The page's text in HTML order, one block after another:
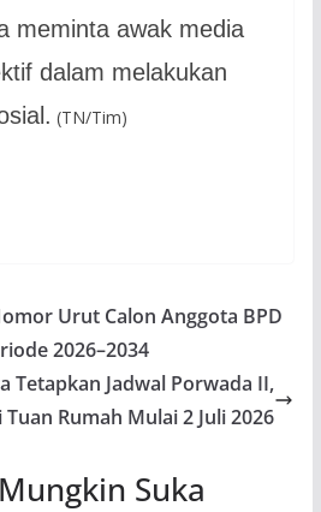
meminta awak media
dalam melakukan
(TN/Tim)
Urut Calon Anggota BPD
2026–2034
Tetapkan Jadwal Porwada II,
Rumah Mulai 2 Juli 2026
Suka